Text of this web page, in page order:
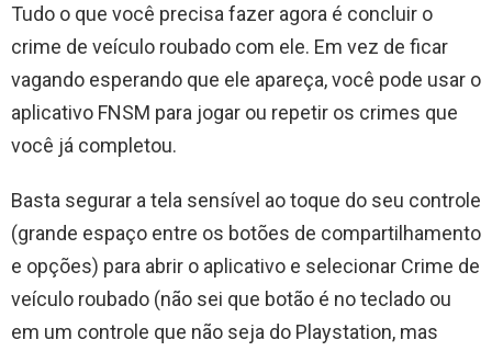
Tudo o que você precisa fazer agora é concluir o
crime de veículo roubado com ele. Em vez de ficar
vagando esperando que ele apareça, você pode usar o
aplicativo FNSM para jogar ou repetir os crimes que
você já completou.
Basta segurar a tela sensível ao toque do seu controle
(grande espaço entre os botões de compartilhamento
e opções) para abrir o aplicativo e selecionar Crime de
veículo roubado (não sei que botão é no teclado ou
em um controle que não seja do Playstation, mas